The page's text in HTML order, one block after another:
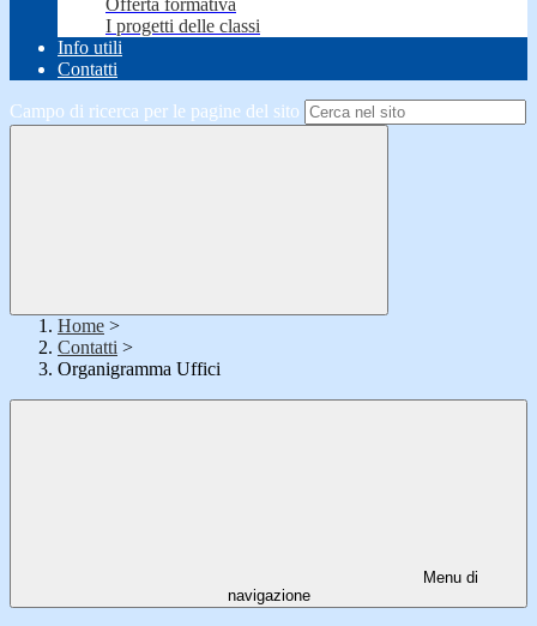
Offerta formativa
I progetti delle classi
Info utili
Contatti
Campo di ricerca per le pagine del sito
Home >
Contatti >
Organigramma Uffici
Menu di
navigazione